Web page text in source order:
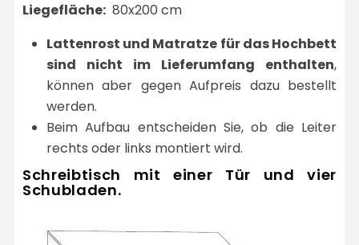
Liegefläche: 80x200 cm
Lattenrost und Matratze für das Hochbett
sind nicht im Lieferumfang enthalten,
können aber gegen Aufpreis dazu bestellt
werden.
Beim Aufbau entscheiden Sie, ob die Leiter
rechts oder links montiert wird.
Schreibtisch mit einer Tür und vier
Schubladen.